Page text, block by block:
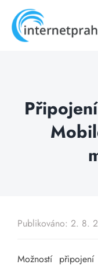
content
Publikováno: 2. 8.
Možností